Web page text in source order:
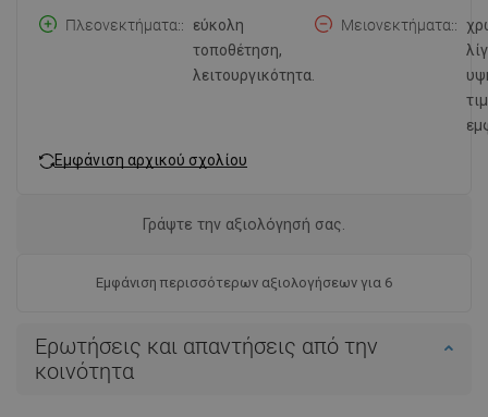
Πλεονεκτήματα:
εύκολη
τοποθέτηση,
λειτουργικότητα.
Μειονεκτήματα:
Εμφάνιση αρχικού σχολίου
Εμφάνιση περισσότερων αξιολογήσεων για 6
Γράψτε την αξιολόγησή σας.
Ερωτήσεις και απαντήσεις από την
κοινότητα